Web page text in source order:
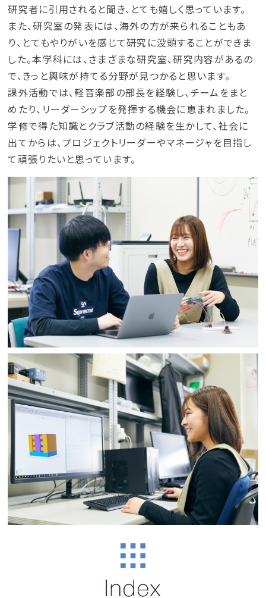
研究者に引用されると聞き、とても嬉しく思っています。
また、研究室の発表には、海外の方が来られることもあ
り、とてもやりがいを感じて研究に没頭することができま
した。本学科には、さまざまな研究室、研究内容があるの
で、きっと興味が持てる分野が見つかると思います。
課外活動では、軽音楽部の部長を経験し、チームをまと
めたり、リーダーシップを発揮する機会に恵まれました。
学修で得た知識とクラブ活動の経験を生かして、社会に
出てからは、プロジェクトリーダーやマネージャを目指し
て頑張りたいと思っています。